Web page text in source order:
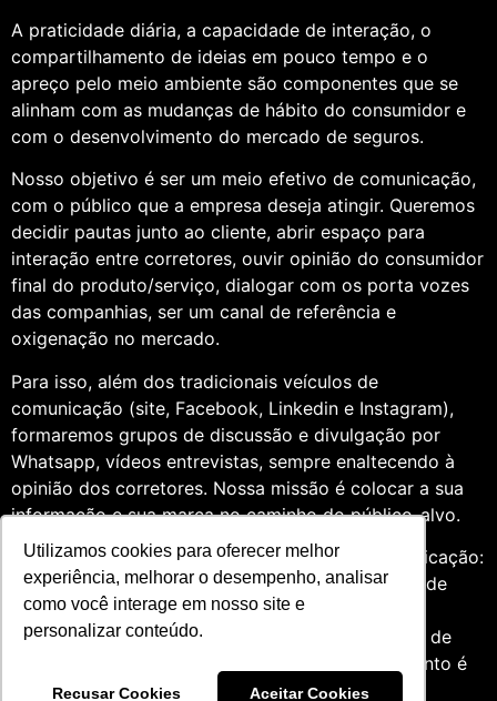
Utilizamos cookies para oferecer melhor
experiência, melhorar o desempenho, analisar
como você interage em nosso site e
personalizar conteúdo.
Recusar Cookies Aceitar Cookies
A praticidade diária, a capacidade de interação, o
compartilhamento de ideias em pouco tempo e o
apreço pelo meio ambiente são componentes que se
alinham com as mudanças de hábito do consumidor e
com o desenvolvimento do mercado de seguros.
Nosso objetivo é ser um meio efetivo de comunicação,
com o público que a empresa deseja atingir. Queremos
decidir pautas junto ao cliente, abrir espaço para
interação entre corretores, ouvir opinião do consumidor
final do produto/serviço, dialogar com os porta vozes
das companhias, ser um canal de referência e
oxigenação no mercado.
Para isso, além dos tradicionais veículos de
comunicação (site, Facebook, Linkedin e Instagram),
formaremos grupos de discussão e divulgação por
Whatsapp, vídeos entrevistas, sempre enaltecendo à
opinião dos corretores. Nossa missão é colocar a sua
informação e sua marca no caminho do público-alvo.
Somos profissionais formados na área de comunicação:
Jornalismo e Relações Públicas. Assim, por meio de
uma análise de quatro anos do setor de seguros,
entendemos que fazer um trabalho diversificado, de
relevância e com grande expertise para o segmento é
essencial àqueles que desejam contribuir para o